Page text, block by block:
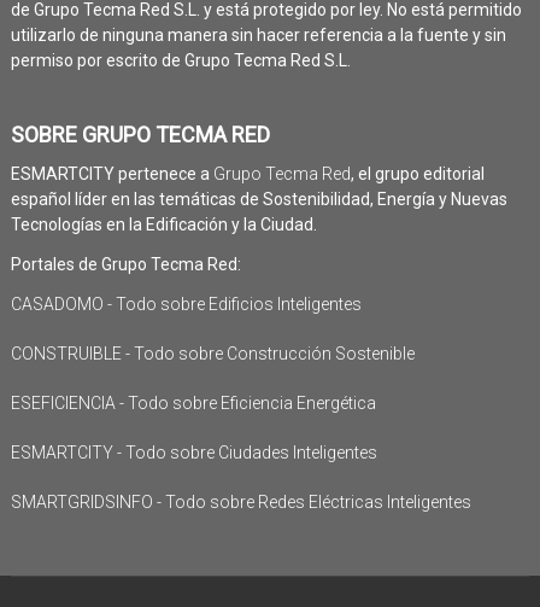
de Grupo Tecma Red S.L. y está protegido por ley. No está permitido
utilizarlo de ninguna manera sin hacer referencia a la fuente y sin
permiso por escrito de Grupo Tecma Red S.L.
SOBRE GRUPO TECMA RED
ESMARTCITY pertenece a Grupo Tecma Red, el grupo editorial
español líder en las temáticas de Sostenibilidad, Energía y Nuevas
Tecnologías en la Edificación y la Ciudad.
Portales de Grupo Tecma Red:
CASADOMO - Todo sobre Edificios Inteligentes
CONSTRUIBLE - Todo sobre Construcción Sostenible
ESEFICIENCIA - Todo sobre Eficiencia Energética
ESMARTCITY - Todo sobre Ciudades Inteligentes
SMARTGRIDSINFO - Todo sobre Redes Eléctricas Inteligentes